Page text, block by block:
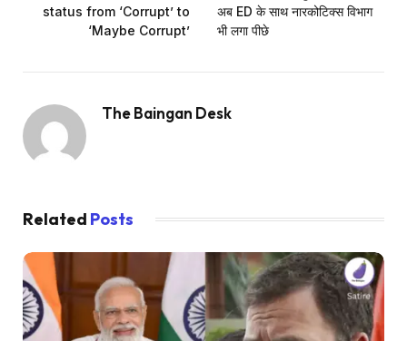
status from ‘Corrupt’ to
‘Maybe Corrupt’
अब ED के साथ नारकोटिक्स विभाग
भी लगा पीछे
The Baingan Desk
Related Posts